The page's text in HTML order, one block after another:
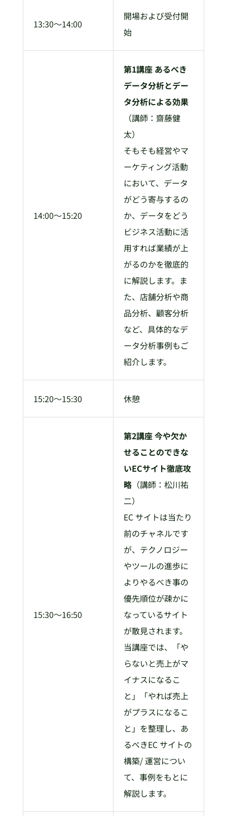
13:30～14:00
開場および受付開
始
14:00～15:20
第1講座 あるべき
データ分析とデー
タ分析による効果
（講師：齋藤健
太）
そもそも経営やマ
ーケティング活動
において、データ
がどう寄与するの
か、データをどう
ビジネス活動に活
用すれば業績が上
がるのかを徹底的
に解説します。ま
た、店舗分析や商
品分析、顧客分析
など、具体的なデ
ータ分析事例もご
紹介します。
15:20～15:30 休憩
15:30～16:50
第2講座 今や欠か
せることのできな
いECサイト徹底攻
略（講師：松川祐
二）
EC サイトは当たり
前のチャネルです
が、テクノロジー
やツールの進歩に
よりやるべき事の
優先順位が疎かに
なっているサイト
が散見されます。
当講座では、「や
らないと売上がマ
イナスになるこ
と」「やれば売上
がプラスになるこ
と」を整理し、あ
るべきEC サイトの
構築/ 運営につい
て、事例をもとに
解説します。